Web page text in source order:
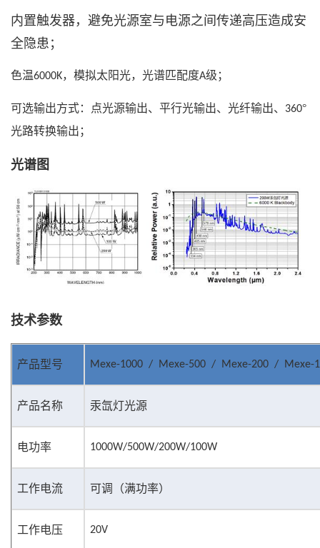
内置触发器，避免光源室与电源之间传递高压造成安
全隐患；
色温6000K，模拟太阳光，光谱匹配度A级；
可选输出方式：点光源输出、平行光输出、光纤输出、 360°
光路转换输出；
光谱图
技术参数
产品型号 Mexe-1000 / Mexe-500 / Mexe-200 / Mexe-
产品名称 汞氙灯光源
电功率 1000W/500W/200W/100W
工作电流 可调（满功率）
工作电压 20V